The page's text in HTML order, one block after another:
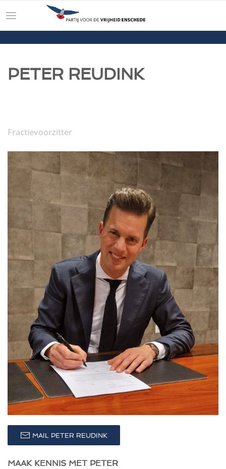
PETER REUDINK
Fractievoorzitter
MAIL PETER REUDINK
MAAK KENNIS MET PETER